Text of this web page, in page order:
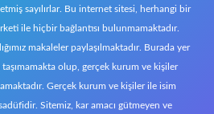
sayılırlar. Bu internet sitesi, herhangi bir
ile hiçbir bağlantısı bulunmamaktadır.
makaleler paylaşılmaktadır. Burada yer
olup, gerçek kurum ve kişiler
Gerçek kurum ve kişiler ile isim
Sitemiz, kar amacı gütmeyen ve